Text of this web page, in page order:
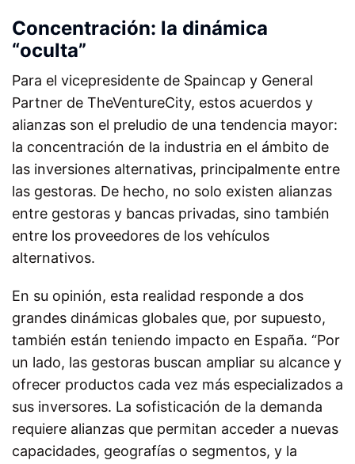
Concentración: la dinámica
“oculta”
Para el vicepresidente de Spaincap y General
Partner de TheVentureCity, estos acuerdos y
alianzas son el preludio de una tendencia mayor:
la concentración de la industria en el ámbito de
las inversiones alternativas, principalmente entre
las gestoras. De hecho, no solo existen alianzas
entre gestoras y bancas privadas, sino también
entre los proveedores de los vehículos
alternativos.
En su opinión, esta realidad responde a dos
grandes dinámicas globales que, por supuesto,
también están teniendo impacto en España. “Por
un lado, las gestoras buscan ampliar su alcance y
ofrecer productos cada vez más especializados a
sus inversores. La sofisticación de la demanda
requiere alianzas que permitan acceder a nuevas
capacidades, geografías o segmentos, y la